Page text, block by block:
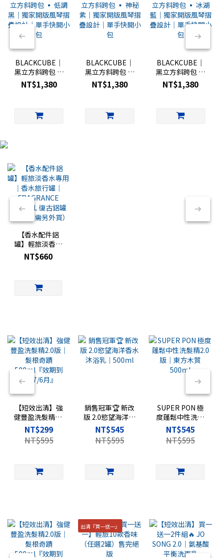
BLACKCUBE｜
黑立方斜跨包 ▪︎
低調黑｜獨家開
版風琴摺疊設計
NT$1,380
BLACKCUBE｜
黑立方斜跨包 ▪︎
神秘紫｜獨家開
版風琴摺疊設計
NT$1,380
BLACKCUBE｜
黑立方斜跨包 ▪︎
冰湖藍｜獨家開
版風琴摺疊設計
NT$1,380
【香水配件鋁
罐】輕旅淡香水
專用｜香水旅行
罐｜
罐（玻璃罐需另
NT$660
【短效出清】強
健豐盈洗髮精2.0
版｜髮根奇蹟
500ml『效期到
2027/6月』
NT$299
NT$595
銷售冠軍🏆 新改
版 2.0慾望海洋香
水沐浴乳｜
500ml
NT$545
NT$595
SUPER PON 極
度蓬鬆中性洗髮
精2.0版｜東方木
質 500ml
NT$545
NT$595
出清『買一送一』